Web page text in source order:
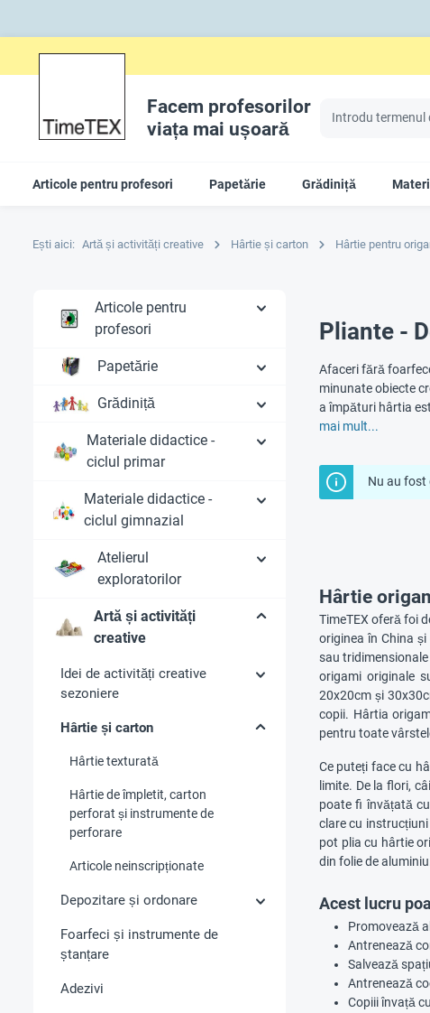
Facem profesorilor
viața mai ușoară
Articole pentru profesori Papetărie Grădiniță
Ești aici: Artă și activități creative Hârtie și carton Hârtie pentru
Articole pentru
profesori
Papetărie
Grădiniță
Materiale didactice -
ciclul primar
Materiale didactice -
ciclul gimnazial
Atelierul
exploratorilor
Artă și activități
creative
Idei de activități creative
sezoniere
Hârtie și carton
Hârtie texturată
Hârtie de împletit, carton
perforat și instrumente de
perforare
Articole neinscripționate
Depozitare și ordonare
Foarfeci și instrumente de
ștanțare
Adezivi
Pliante -
Afaceri fără
minunate obiecte
a împături hârtia
mai mult...
Nu au fost
Hârtie
TimeTEX oferă foi
originea în China
sau
origami originale
20x20cm și
copii. Hârtia
pentru toate
Ce puteți face cu
limite. De la flori,
poate fi învățată
clare cu
pot plia cu hârtie
din folie de
Acest lucru
Promovează
Antrenează
Salvează
Antrenează
Copiii învață